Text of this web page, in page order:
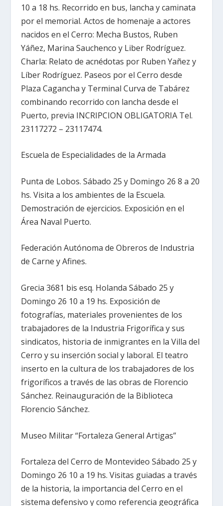
10 a 18 hs. Recorrido en bus, lancha y caminata
por el memorial. Actos de homenaje a actores
nacidos en el Cerro: Mecha Bustos, Ruben
Yáñez, Marina Sauchenco y Liber Rodríguez.
Charla: Relato de acnédotas por Ruben Yañez y
Líber Rodríguez. Paseos por el Cerro desde
Plaza Cagancha y Terminal Curva de Tabárez
combinando recorrido con lancha desde el
Puerto, previa INCRIPCION OBLIGATORIA Tel.
23117272 – 23117474.
Escuela de Especialidades de la Armada
Punta de Lobos. Sábado 25 y Domingo 26 8 a 20
hs. Visita a los ambientes de la Escuela.
Demostración de ejercicios. Exposición en el
Área Naval Puerto.
Federación Autónoma de Obreros de Industria
de Carne y Afines.
Grecia 3681 bis esq. Holanda Sábado 25 y
Domingo 26 10 a 19 hs. Exposición de
fotografías, materiales provenientes de los
trabajadores de la Industria Frigorífica y sus
sindicatos, historia de inmigrantes en la Villa del
Cerro y su inserción social y laboral. El teatro
inserto en la cultura de los trabajadores de los
frigoríficos a través de las obras de Florencio
Sánchez. Reinauguración de la Biblioteca
Florencio Sánchez.
Museo Militar “Fortaleza General Artigas”
Fortaleza del Cerro de Montevideo Sábado 25 y
Domingo 26 10 a 19 hs. Visitas guiadas a través
de la historia, la importancia del Cerro en el
sistema defensivo y como referencia geográfica